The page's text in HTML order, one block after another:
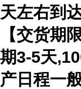
天左右到
【交货期
期3-5天
产日程一